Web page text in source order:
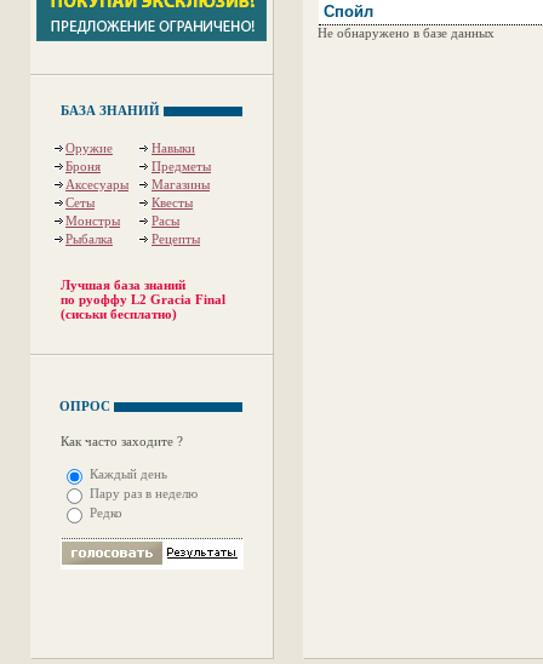
БАЗА ЗНАНИЙ
Оружие
Навыки
Броня
Предметы
Аксесуары
Магазины
Сеты
Квесты
Монстры
Расы
Рыбалка
Рецепты
Лучшая база знаний
по руоффу L2 Gracia Final
(сиськи бесплатно)
ОПРОС
Как часто заходите ?
Каждый день
Пару раз в неделю
Редко
Спойл
Не обнаружено в базе данных